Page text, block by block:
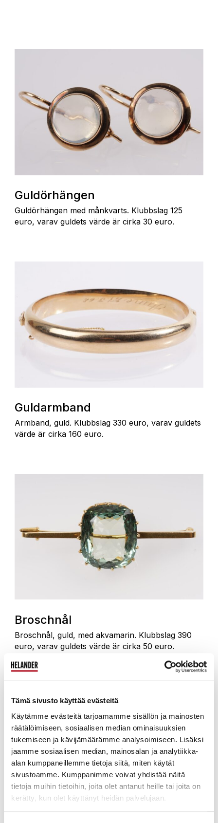
Tämä sivusto käyttää evästeitä
Käytämme evästeitä tarjoamamme sisällön ja mainosten
räätälöimiseen, sosiaalisen median ominaisuuksien
tukemiseen ja kävijämäärämme analysoimiseen. Lisäksi
jaamme sosiaalisen median, mainosalan ja analytiikka-
alan kumppaneillemme tietoja siitä, miten käytät
sivustoamme. Kumppanimme voivat yhdistää näitä
tietoja muihin tietoihin, joita olet antanut heille tai joita on
kerätty, kun olet käyttänyt heidän palvelujaan.
Guldörhängen
Guldörhängen med månkvarts. Klubbslag 125
euro, varav guldets värde är cirka 30 euro.
Guldarmband
Armband, guld. Klubbslag 330 euro, varav guldets
värde är cirka 160 euro.
Broschnål
Broschnål, guld, med akvamarin. Klubbslag 390
euro, varav guldets värde är cirka 50 euro.